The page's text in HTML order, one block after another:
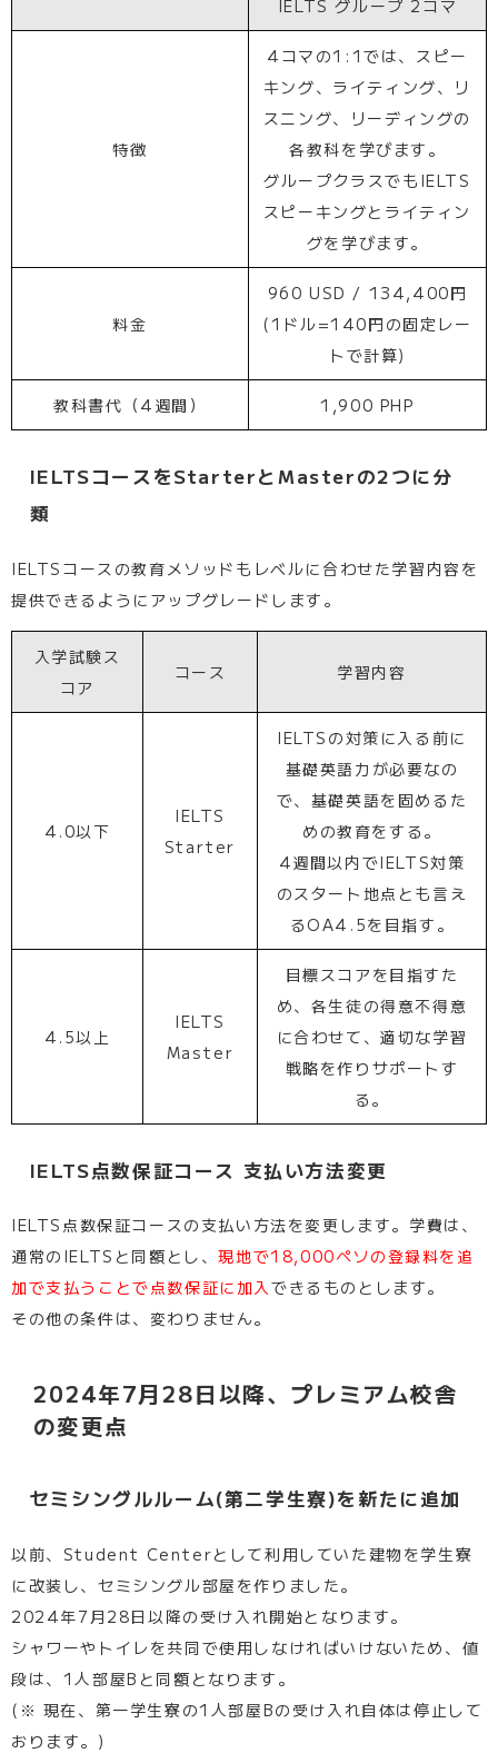
IELTS グループ 2コマ
特徴
4コマの1:1では、スピー
キング、ライティング、リ
スニング、リーディングの
各教科を学びます。
グループクラスでもIELTS
スピーキングとライティン
グを学びます。
料金
960 USD / 134,400円
(1ドル=140円の固定レー
トで計算)
教科書代（4週間） 1,900 PHP
IELTSコースをStarterとMasterの2つに分
類
IELTSコースの教育メソッドもレベルに合わせた学習内容を
提供できるようにアップグレードします。
入学試験ス
コア
コース 学習内容
4.0以下
IELTS
Starter
IELTSの対策に入る前に
基礎英語力が必要なの
で、基礎英語を固めるた
めの教育をする。
4週間以内でIELTS対策
のスタート地点とも言え
るOA4.5を目指す。
4.5以上
IELTS
Master
目標スコアを目指すた
め、各生徒の得意不得意
に合わせて、適切な学習
戦略を作りサポートす
る。
IELTS点数保証コース 支払い方法変更
IELTS点数保証コースの支払い方法を変更します。学費は、
通常のIELTSと同額とし、現地で18,000ペソの登録料を追
加で支払うことで点数保証に加入できるものとします。
その他の条件は、変わりません。
2024年7月28日以降、プレミアム校舎
の変更点
セミシングルルーム(第二学生寮)を新たに追加
以前、Student Centerとして利用していた建物を学生寮
に改装し、セミシングル部屋を作りました。
2024年7月28日以降の受け入れ開始となります。
シャワーやトイレを共同で使用しなければいけないため、値
段は、1人部屋Bと同額となります。
(※ 現在、第一学生寮の1人部屋Bの受け入れ自体は停止して
おります。)